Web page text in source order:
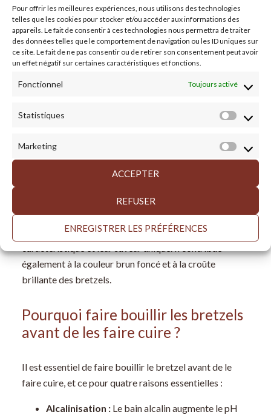
Pour offrir les meilleures expériences, nous utilisons des technologies
telles que les cookies pour stocker et/ou accéder aux informations des
appareils. Le fait de consentir à ces technologies nous permettra de traiter
des données telles que le comportement de navigation ou les ID uniques sur
ce site. Le fait de ne pas consentir ou de retirer son consentement peut avoir
un effet négatif sur certaines caractéristiques et fonctions.
Fonctionnel Toujours activé
Statistiques
Marketing
ACCEPTER
REFUSER
ENREGISTRER LES PRÉFÉRENCES
déguster ces délicieux en-cas lorsqu’ils sont frais
et chauds !
Quel est l’ingrédient secret qui
fait qu’un bretzel a le goût d’un
saveur et leur aspect distinctifs est le bain de
bicarbonate de soude. Lorsque la pâte d’un bretzel est
de soude et d’eau avant d’être cuite, elle subit un
processus appelé « alcalinisation ». Ce processus
confère aux bretzels leur texture moelleuse
également à la couleur brun foncé et à la croûte
brillante des bretzels.
Pourquoi faire bouillir les bretzels
avant de les faire cuire ?
Il est essentiel de faire bouillir le bretzel avant de le
faire cuire, et ce pour quatre raisons essentielles :
Alcalinisation : Le bain alcalin augmente le pH